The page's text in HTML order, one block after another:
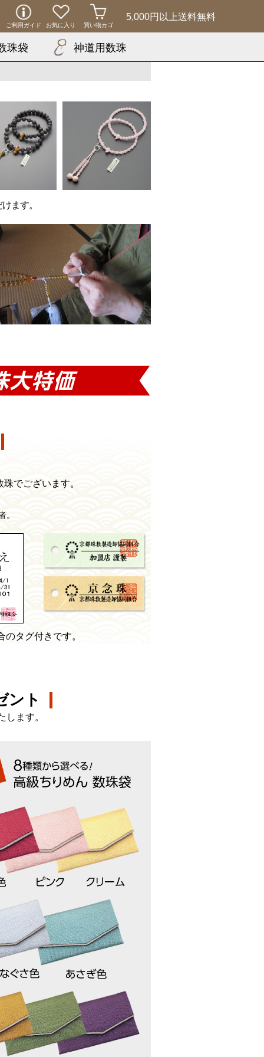
5,000円以上送料無料
ご利用ガイド お気に入り 買い物カゴ
珠袋 神道用数珠
ます。
でございます。
。
タグ付きです。
ント
ます。